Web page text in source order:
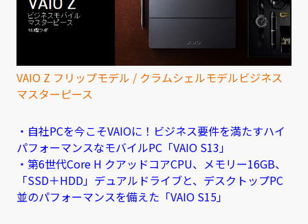
VAIO Z フリップモデル / クラムシェルモデルビジネス
マスターピース
・自社PCを今こそVAIOに！ビジネス要件を満たすハイ
パフォーマンスなモバイルPC「VAIO S13」
・第6世代Core H クアッドコアCPU、メモリー16GB、
「SSD＋HDD」デュアルドライブと、デスクトップPC
並のパフォーマンスを備えた「VAIO S15」